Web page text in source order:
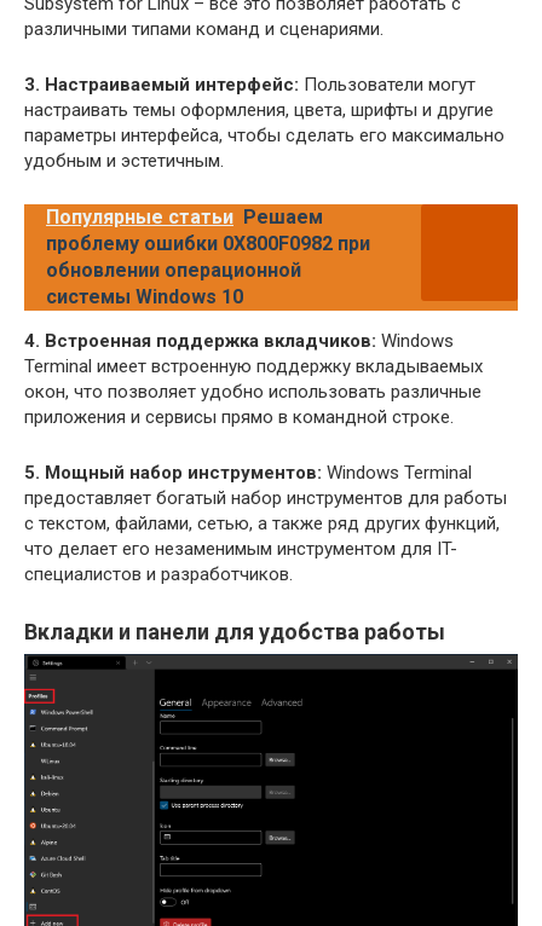
различными типами команд и сценариями.
3. Настраиваемый интерфейс: Пользователи могут
настраивать темы оформления, цвета, шрифты и другие
параметры интерфейса, чтобы сделать его максимально
удобным и эстетичным.
Популярные статьи Решаем
проблему ошибки 0X800F0982 при
обновлении операционной
системы Windows 10
4. Встроенная поддержка вкладчиков: Windows
Terminal имеет встроенную поддержку вкладываемых
окон, что позволяет удобно использовать различные
приложения и сервисы прямо в командной строке.
5. Мощный набор инструментов: Windows Terminal
предоставляет богатый набор инструментов для работы
с текстом, файлами, сетью, а также ряд других функций,
что делает его незаменимым инструментом для IT-
специалистов и разработчиков.
Вкладки и панели для удобства работы